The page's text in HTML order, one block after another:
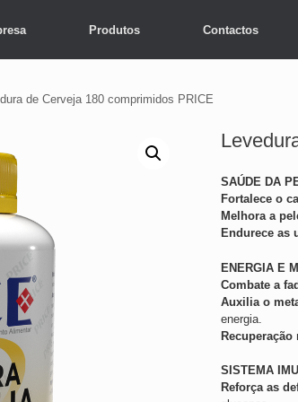
Produtos Contactos
de Cerveja 180 comprimidos PRICE
SAÚDE DA
Fortalece o
Melhora a
Endurece as
ENERGIA E
Combate a
Auxilia o
energia.
Recuperação
SISTEMA
Reforça as